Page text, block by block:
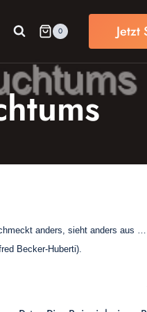
0 Jetzt
anders, sieht anders aus
Becker-Huberti).